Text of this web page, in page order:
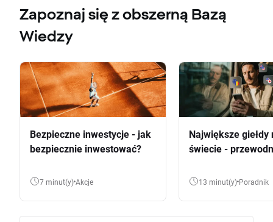
Zapoznaj się z obszerną Bazą
Wiedzy
Bezpieczne inwestycje - jak
bezpiecznie inwestować?
7 minut(y) Akcje
Największe giełdy
świecie -
13 minut(y) Poradnik